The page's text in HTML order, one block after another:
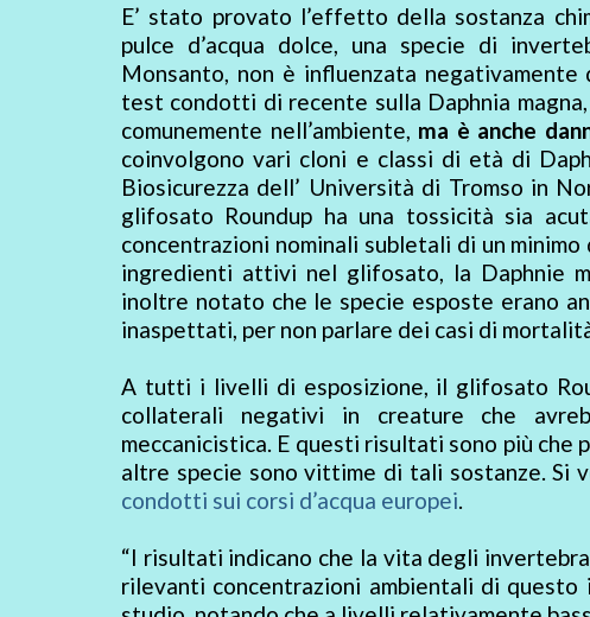
E’ stato provato l’effetto della sostanza
pulce d’acqua dolce, una specie di
Monsanto, non è influenzata
test condotti di recente sulla Daphnia
comunemente nell’ambiente, ma è anche
coinvolgono vari cloni e classi di età di
Biosicurezza dell’ Università di Tromso in
glifosato Roundup ha una tossicità sia
concentrazioni nominali subletali di un
ingredienti attivi nel glifosato, la Daphnie
inoltre notato che le specie esposte erano
inaspettati, per non parlare dei casi di
A tutti i livelli di esposizione, il glifosato
collaterali negativi in creature che
meccanicistica. E questi risultati sono più
altre specie sono vittime di tali sostanze. Si
condotti sui corsi d’acqua europei.
“I risultati indicano che la vita degli
rilevanti concentrazioni ambientali di